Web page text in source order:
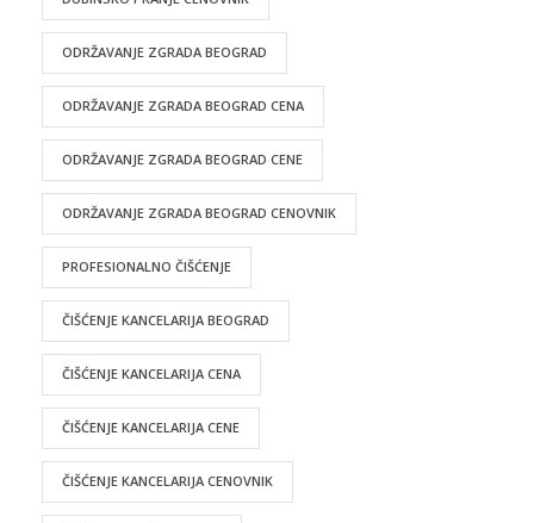
ODRŽAVANJE ZGRADA BEOGRAD
ODRŽAVANJE ZGRADA BEOGRAD CENA
ODRŽAVANJE ZGRADA BEOGRAD CENE
ODRŽAVANJE ZGRADA BEOGRAD CENOVNIK
PROFESIONALNO ČIŠĆENJE
ČIŠĆENJE KANCELARIJA BEOGRAD
ČIŠĆENJE KANCELARIJA CENA
ČIŠĆENJE KANCELARIJA CENE
ČIŠĆENJE KANCELARIJA CENOVNIK